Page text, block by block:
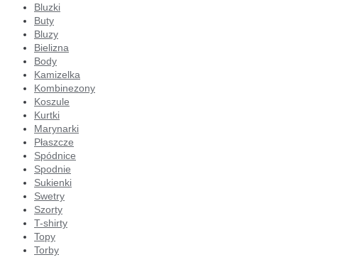
Bluzki
Buty
Bluzy
Bielizna
Body
Kamizelka
Kombinezony
Koszule
Kurtki
Marynarki
Płaszcze
Spódnice
Spodnie
Sukienki
Swetry
Szorty
T-shirty
Topy
Torby